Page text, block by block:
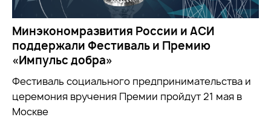
Минэкономразвития России и АСИ
поддержали Фестиваль и Премию
«Импульс добра»
Фестиваль социального предпринимательства и
церемония вручения Премии пройдут 21 мая в
Москве